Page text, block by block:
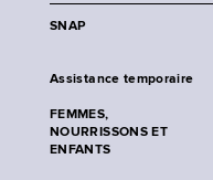
SNAP
Assistance temporaire
FEMMES,
NOURRISSONS ET
ENFANTS